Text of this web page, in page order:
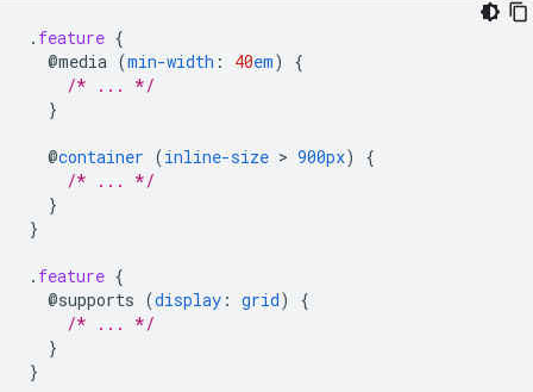
. feature {
@media (min-width : 40em)
{
/* ... */
}
@container (inline-size > 900px)
{
/* ... */
}
}
. feature {
@supports (display : grid)
{
/* ... */
}
}